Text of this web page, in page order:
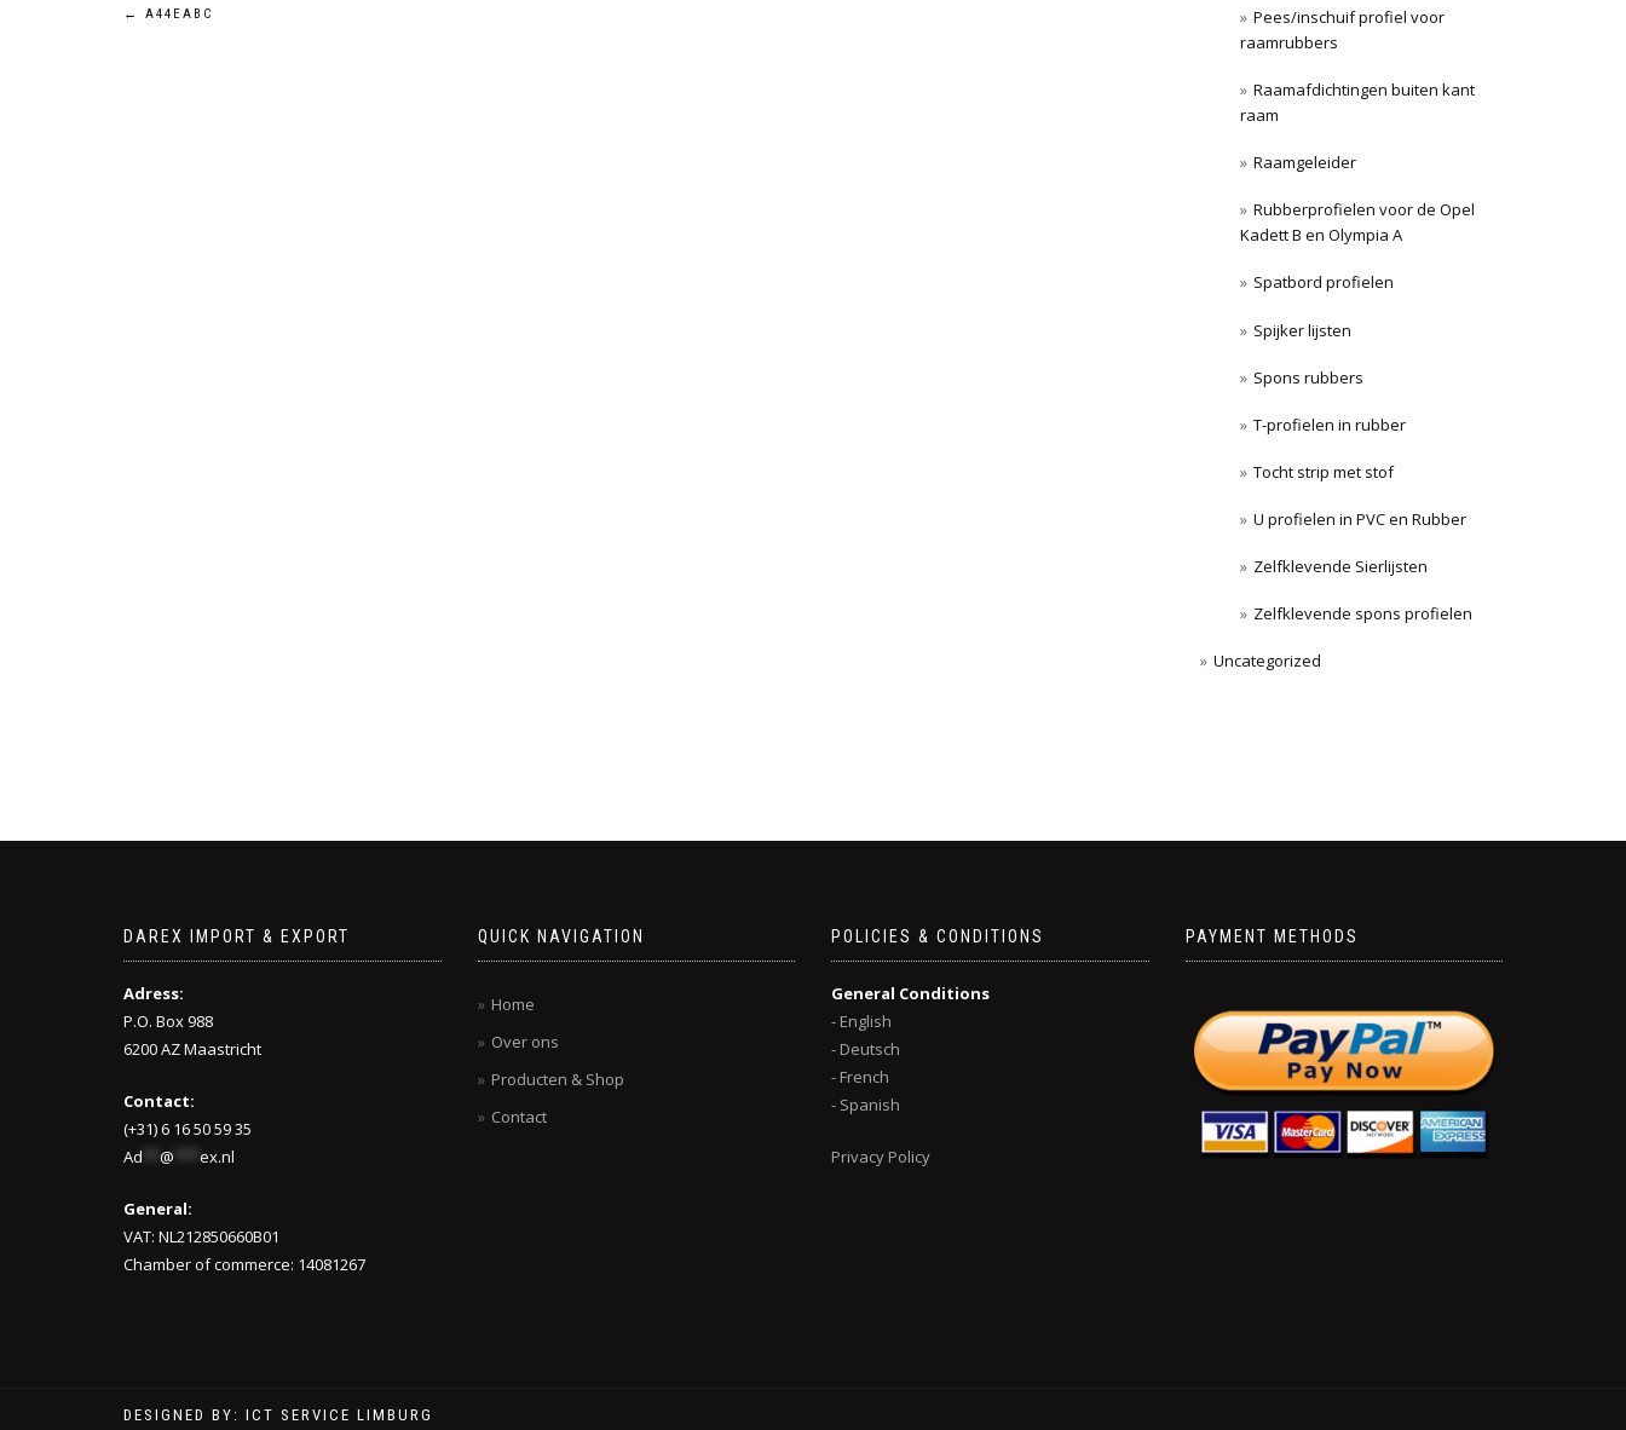
Post
← A44EABC
Pees/inschuif profiel voor
raamrubbers
Raamafdichtingen buiten kant
raam
Raamgeleider
Rubberprofielen voor de Opel
Kadett B en Olympia A
Spatbord profielen
Spijker lijsten
Spons rubbers
T-profielen in rubber
Tocht strip met stof
U profielen in PVC en Rubber
Zelfklevende Sierlijsten
Zelfklevende spons profielen
Uncategorized
DAREX IMPORT & EXPORT
Adress:
P.O. Box 988
6200 AZ Maastricht
Contact:
(+31) 6 16 50 59 35
Ad
@ ex.nl
General:
VAT: NL212850660B01
Chamber of commerce: 14081267
QUICK NAVIGATION
Home
Over ons
Producten & Shop
Contact
POLICIES & CONDITIONS
General Conditions
- English
- Deutsch
- French
- Spanish
Privacy Policy
PAYMENT METHODS
DESIGNED BY: ICT SERVICE LIMBURG